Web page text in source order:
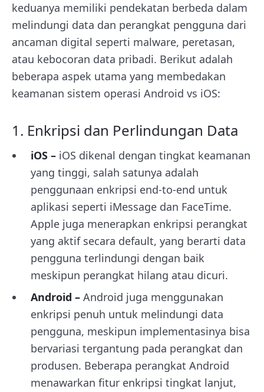
keduanya memiliki pendekatan berbeda dalam
melindungi data dan perangkat pengguna dari
ancaman digital seperti malware, peretasan,
atau kebocoran data pribadi. Berikut adalah
beberapa aspek utama yang membedakan
keamanan sistem operasi Android vs iOS:
1. Enkripsi dan Perlindungan Data
iOS – iOS dikenal dengan tingkat keamanan
yang tinggi, salah satunya adalah
penggunaan enkripsi end-to-end untuk
aplikasi seperti iMessage dan FaceTime.
Apple juga menerapkan enkripsi perangkat
yang aktif secara default, yang berarti data
pengguna terlindungi dengan baik
meskipun perangkat hilang atau dicuri.
Android – Android juga menggunakan
enkripsi penuh untuk melindungi data
pengguna, meskipun implementasinya bisa
bervariasi tergantung pada perangkat dan
produsen. Beberapa perangkat Android
menawarkan fitur enkripsi tingkat lanjut,